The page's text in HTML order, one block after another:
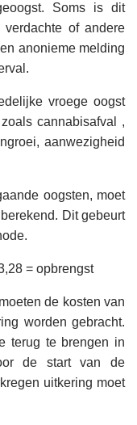
Soms is dit
of andere
anonieme melding
vroege oogst
cannabisafval ,
aanwezigheid
oogsten, moet
Dit gebeurt
= opbrengst
de kosten van
worden gebracht.
terug te brengen in
de start van de
uitkering moet